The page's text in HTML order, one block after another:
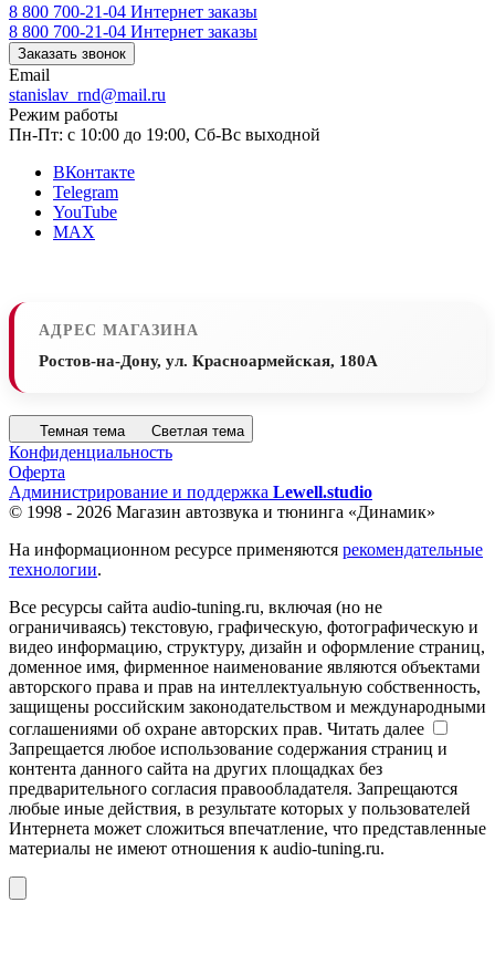
8 800 700-21-04 Интернет заказы
8 800 700-21-04 Интернет заказы
Заказать звонок
Email
stanislav_rnd@mail.ru
Режим работы
Пн-Пт: с 10:00 до 19:00, Сб-Вс выходной
ВКонтакте
Telegram
YouTube
MAX
АДРЕС МАГАЗИНА
Ростов-на-Дону, ул. Красноармейская, 180А
Темная тема Светлая тема
Конфиденциальность
Оферта
Администрирование и поддержка Lewell.studio
© 1998 - 2026 Магазин автозвука и тюнинга «Динамик»
На информационном ресурсе применяются рекомендательные
технологии.
Все ресурсы сайта audio-tuning.ru, включая (но не
ограничиваясь) текстовую, графическую, фотографическую и
видео информацию, структуру, дизайн и оформление страниц,
доменное имя, фирменное наименование являются объектами
авторского права и прав на интеллектуальную собственность,
защищены российским законодательством и международными
соглашениями об охране авторских прав. Читать далее
Запрещается любое использование содержания страниц и
контента данного сайта на других площадках без
предварительного согласия правообладателя. Запрещаются
любые иные действия, в результате которых у пользователей
Интернета может сложиться впечатление, что представленные
материалы не имеют отношения к audio-tuning.ru.